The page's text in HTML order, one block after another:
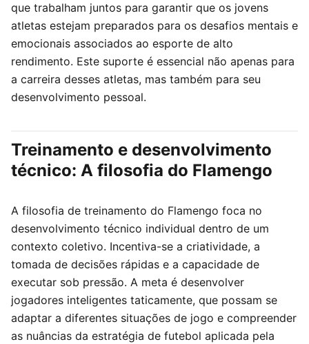
que trabalham juntos para garantir que os jovens
atletas estejam preparados para os desafios mentais e
emocionais associados ao esporte de alto
rendimento. Este suporte é essencial não apenas para
a carreira desses atletas, mas também para seu
desenvolvimento pessoal.
Treinamento e desenvolvimento
técnico: A filosofia do Flamengo
A filosofia de treinamento do Flamengo foca no
desenvolvimento técnico individual dentro de um
contexto coletivo. Incentiva-se a criatividade, a
tomada de decisões rápidas e a capacidade de
executar sob pressão. A meta é desenvolver
jogadores inteligentes taticamente, que possam se
adaptar a diferentes situações de jogo e compreender
as nuâncias da estratégia de futebol aplicada pela